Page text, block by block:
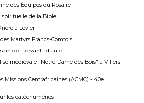
des Équipes du Rosaire
spirituelle de la Bible
à Levier
Martyrs Francs-Comtois
des servants d'autel
médiévale "Notre-Dame des Bois" à Villers-
Missions Centrafricaines (ACMC) - 40e
les catéchumènes